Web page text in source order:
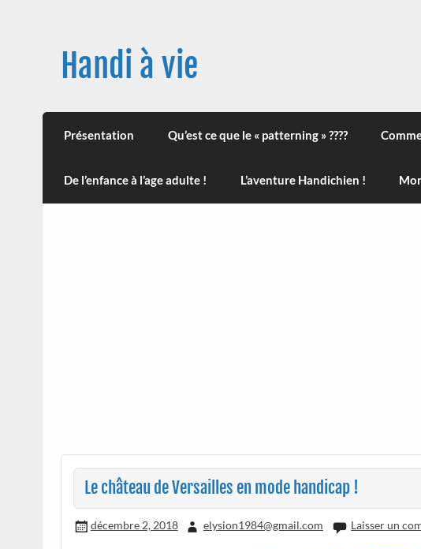
Handi à vie
Une image positive du handicap, en France et à
leur impact sur la santé (mon histoire est dans le menu)
Présentation Qu’est ce que le « patterning » ????
De l’enfance à l’age adulte ! L’aventure Handichien !
Le château de Versailles en mode handicap !
décembre 2, 2018 elysion1984@gmail.com Laisser un